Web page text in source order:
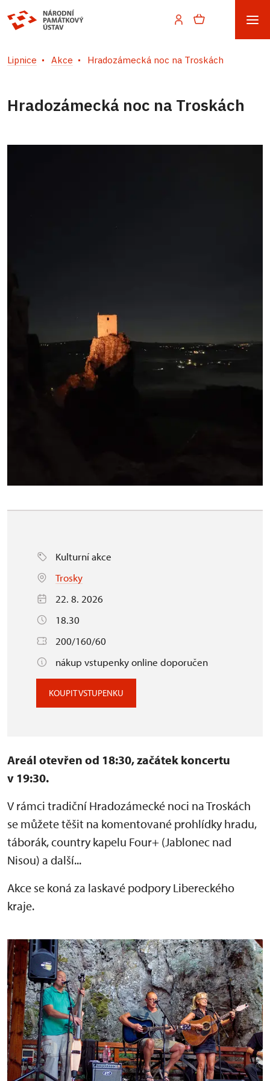
Lipnice Akce Hradozámecká noc na Troskách
Hradozámecká noc na Troskách
Kulturní akce
Trosky
22. 8. 2026
18.30
200/160/60
nákup vstupenky online doporučen
KOUPIT VSTUPENKU
Areál otevřen od 18:30, začátek koncertu
v 19:30.
V rámci tradiční Hradozámecké noci na Troskách
se můžete těšit na komentované prohlídky hradu,
táborák, country kapelu Four+ (Jablonec nad
Nisou) a další...
Akce se koná za laskavé podpory Libereckého
kraje.